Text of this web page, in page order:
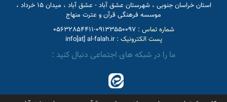
استان خراسان جنوبی ، شهرستان عشق آباد - عشق آباد ، میدان 15 خرداد ،
موسسه فرهنگی قرآن و عترت منهاج
شماره تماس :09133550097-05632854411
پست الکترونیک :info[at] al-falah.ir
ما را در شبکه های اجتماعی دنبال کنید :